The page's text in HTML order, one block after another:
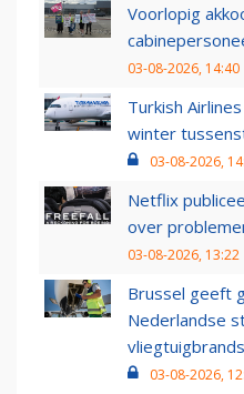
Voorlopig
03-08-2026, 14:40
Turkish
winter
03-08-2026,
Netflix
over
03-08-2026, 13:22
Brussel geeft
Nederlandse
03-08-2026,